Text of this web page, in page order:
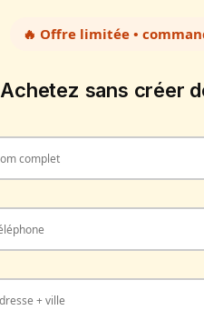
🔥 Offre limitée •
Achetez sans créer